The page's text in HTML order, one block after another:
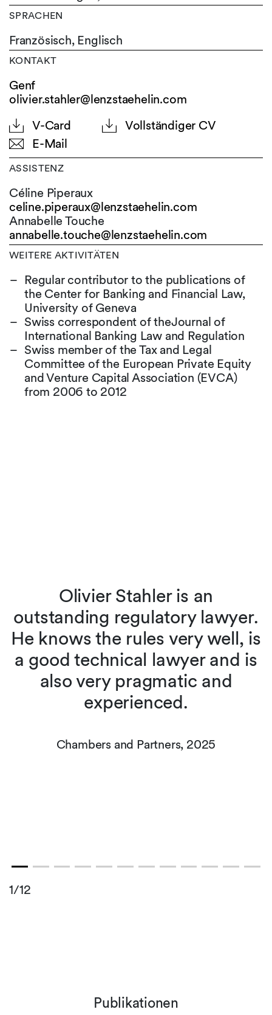
SPRACHEN
Französisch, Englisch
KONTAKT
Genf
olivier.stahler@lenzstaehelin.com
V-Card
Vollständiger CV
E-Mail
ASSISTENZ
Céline Piperaux
celine.piperaux@lenzstaehelin.com
Annabelle Touche
annabelle.touche@lenzstaehelin.com
WEITERE AKTIVITÄTEN
Regular contributor to the publications of
the Center for Banking and Financial Law,
University of Geneva
Swiss correspondent of theJournal of
International Banking Law and Regulation
Swiss member of the Tax and Legal
Committee of the European Private Equity
and Venture Capital Association (EVCA)
from 2006 to 2012
Olivier Stahler is an
outstanding regulatory lawyer.
He knows the rules very well, is
a good technical lawyer and is
also very pragmatic and
experienced.
Chambers and Partners, 2025
1/12
Publikationen